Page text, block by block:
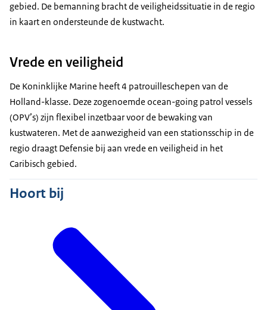
gebied. De bemanning bracht de veiligheidssituatie in de regio
in kaart en ondersteunde de kustwacht.
Vrede en veiligheid
De Koninklijke Marine heeft 4 patrouilleschepen van de
Holland-klasse. Deze zogenoemde ocean-going patrol vessels
(OPV’s) zijn flexibel inzetbaar voor de bewaking van
kustwateren. Met de aanwezigheid van een stationsschip in de
regio draagt Defensie bij aan vrede en veiligheid in het
Caribisch gebied.
Hoort bij